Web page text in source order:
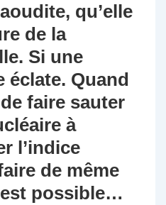
qu’elle
de la
Si une
éclate. Quand
faire sauter
à
l’indice
de même
possible…